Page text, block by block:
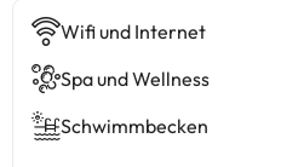
Wifi und Internet
Spa und Wellness
Schwimmbecken